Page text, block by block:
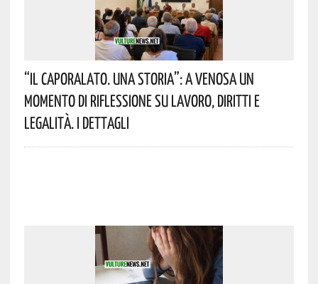
“Il Caporalato. Una Storia”: A Venosa Un
Momento Di Riflessione Su Lavoro, Diritti E
Legalità. I Dettagli